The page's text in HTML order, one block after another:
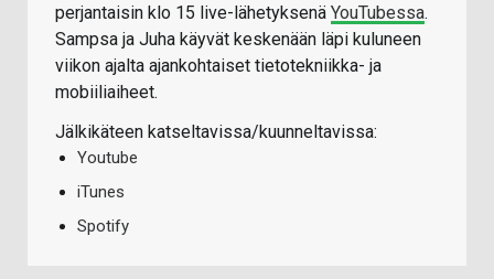
perjantaisin klo 15 live-lähetyksenä YouTubessa.
Sampsa ja Juha käyvät keskenään läpi kuluneen
viikon ajalta ajankohtaiset tietotekniikka- ja
mobiiliaiheet.
Jälkikäteen katseltavissa/kuunneltavissa:
Youtube
iTunes
Spotify